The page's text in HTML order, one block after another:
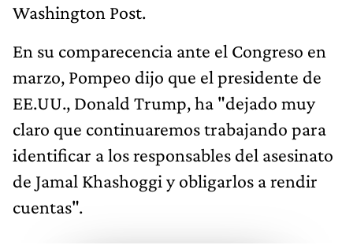
Washington Post.
En su comparecencia ante el Congreso en
marzo, Pompeo dijo que el presidente de
EE.UU., Donald Trump, ha "dejado muy
claro que continuaremos trabajando para
identificar a los responsables del asesinato
de Jamal Khashoggi y obligarlos a rendir
cuentas".